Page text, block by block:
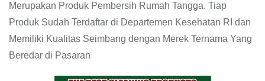
Merupakan Produk Pembersih Rumah Tangga. Tiap
Produk Sudah Terdaftar di Departemen Kesehatan RI dan
Memiliki Kualitas Seimbang dengan Merek Ternama Yang
Beredar di Pasaran